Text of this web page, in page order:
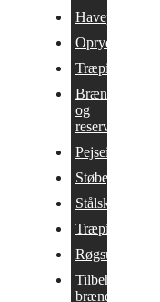
Havepejs
Oprydning/
Træpilleovne
Brændeovne
og
reservedele
Pejseindsatser
Støbejernsovne
Stålskorstene
Træpillekedler
Røgsuger
Tilbehør til
brændeovn